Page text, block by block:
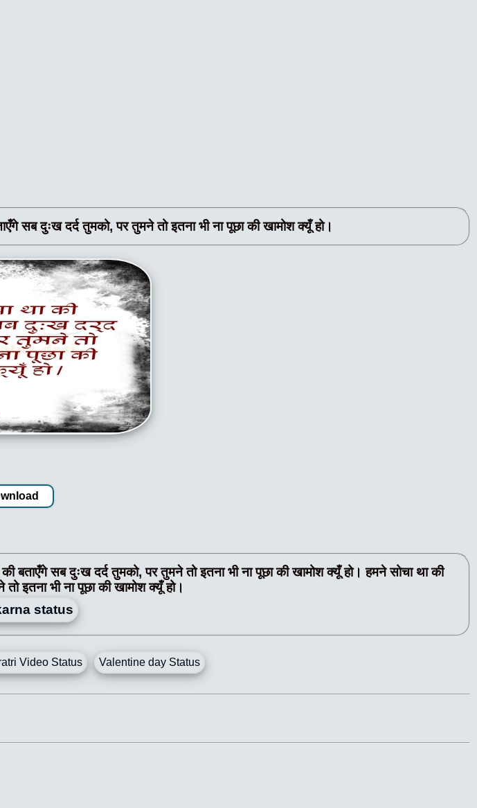
दुःख दर्द तुमको, पर तुमने तो इतना भी ना पूछा की खामोश क्यूँ हो।
सब दुःख दर्द तुमको, पर तुमने तो इतना भी ना पूछा की खामोश क्यूँ हो। हमने सोचा था की
इतना भी ना पूछा की खामोश क्यूँ हो।
status
Video Status Valentine day Status